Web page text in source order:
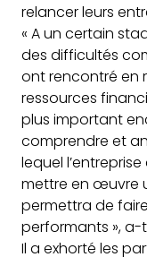
relancer leurs
« A un certain
des difficultés
ont rencontré en
ressources
plus important
comprendre et
lequel
mettre en œuvre
permettra de
performants », a-
Il a exhorté les